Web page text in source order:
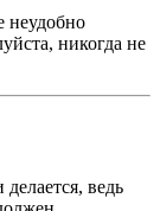
неудобно
никогда не
ведь